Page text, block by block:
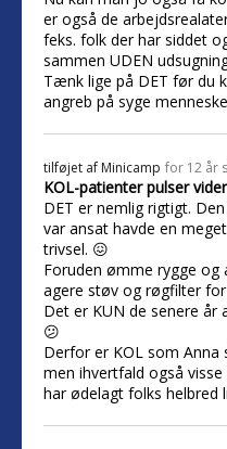
er også de
feks. folk der har siddet
sammen UDEN
Tænk lige på DET før du
angreb på syge
tilføjet af Minicamp for 12 år
KOL-patienter pulser
DET er nemlig rigtigt.
var ansat havde en
trivsel. 😖
Foruden ømme rygge
agere støv og røgfilter
Det er KUN de senere år
😕
Derfor er KOL som Anna
men ihvertfald også
har ødelagt folks helbred